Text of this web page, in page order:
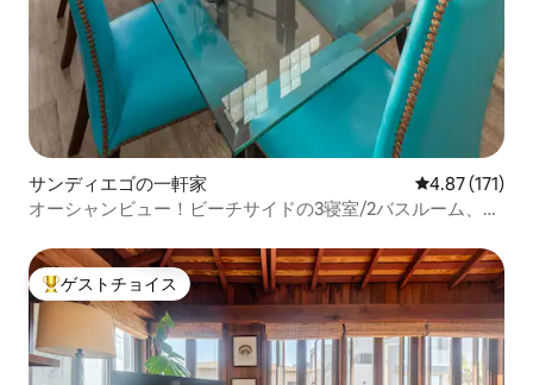
サンディエゴの一軒家 レビュー171
4.87 (171)
オーシャンビュー！ビーチサイドの3寝室/2バスルーム、ミ
大好評のゲストチョイスです。
ゲストチョイス